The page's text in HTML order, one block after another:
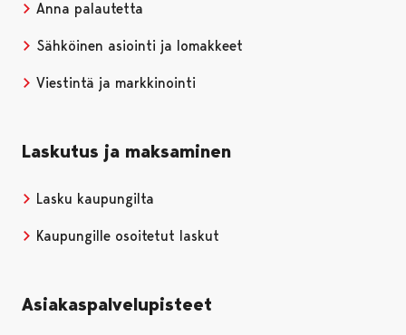
Anna palautetta
Sähköinen asiointi ja lomakkeet
Viestintä ja markkinointi
Laskutus ja maksaminen
Lasku kaupungilta
Kaupungille osoitetut laskut
Asiakaspalvelupisteet